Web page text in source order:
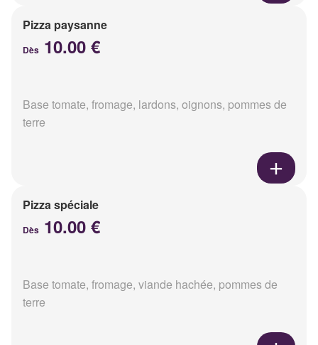
Pizza paysanne
Dès 10.00 €
Base tomate, fromage, lardons, oignons, pommes de
terre
Pizza spéciale
Dès 10.00 €
Base tomate, fromage, viande hachée, pommes de
terre